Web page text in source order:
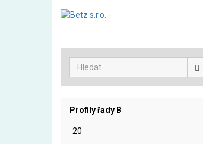
Profily řady B
20